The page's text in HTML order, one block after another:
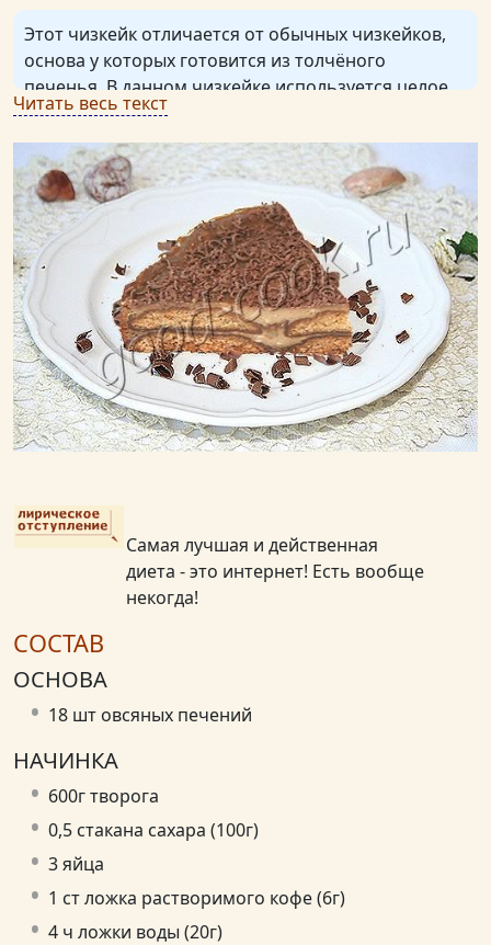
Этот чизкейк отличается от обычных чизкейков,
основа у которых готовится из толчёного
печенья. В данном чизкейке используется целое
овсяное печенье.
У чизкейка красивый полосатый срез. Творожный
слой более плотный, чем у обычного чизкейка.
Печенья пропитываются влагой из творога и
перестают быть хрустящими, становясь мягкими,
но не мокрыми. Аромат кофе хорошо сочетается с
ароматом овсяных печений.
При желании кофе можно не добавлять, тогда
слои на срезе у чизкейка будут более
контрастными.
Читать весь текст
Самая лучшая и действенная
диета - это интернет! Есть вообще
некогда!
СОСТАВ
ОСНОВА
18 шт овсяных печений
НАЧИНКА
600г творога
0,5 стакана сахара (100г)
3 яйца
1 ст ложка растворимого кофе (6г)
4 ч ложки воды (20г)